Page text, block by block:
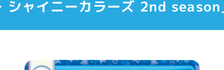
シャイニーカラーズ 2nd